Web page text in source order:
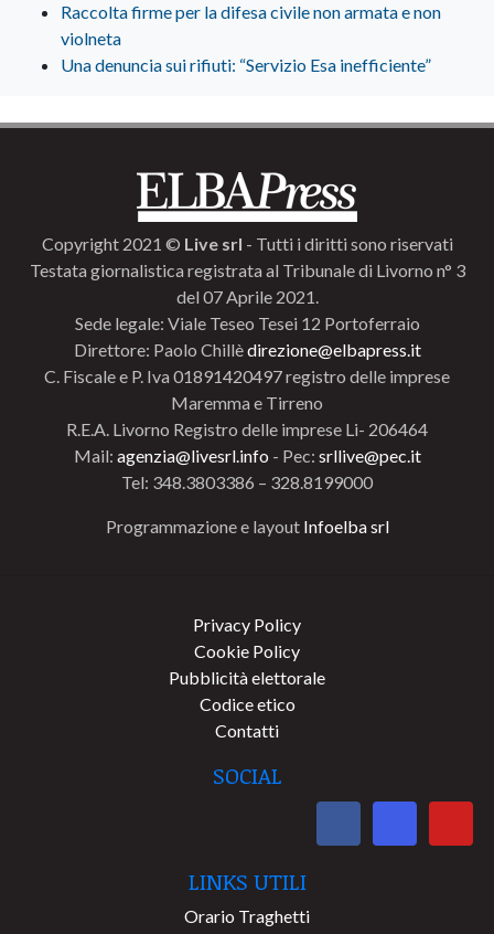
Raccolta firme per la difesa civile non armata e non
violneta
Una denuncia sui rifiuti: “Servizio Esa inefficiente”
Copyright 2021 © Live srl - Tutti i diritti sono riservati
Testata giornalistica registrata al Tribunale di Livorno n° 3
del 07 Aprile 2021.
Sede legale: Viale Teseo Tesei 12 Portoferraio
Direttore: Paolo Chillèdirezione@elbapress.it
C. Fiscale e P. Iva 01891420497 registro delle imprese
Maremma e Tirreno
R.E.A. Livorno Registro delle imprese Li- 206464
Mail: agenzia@livesrl.info - Pec: srllive@pec.it
Tel: 348.3803386 – 328.8199000
Programmazione e layout Infoelba srl
Privacy Policy
Cookie Policy
Pubblicità elettorale
Codice etico
Contatti
SOCIAL
LINKS UTILI
Orario Traghetti